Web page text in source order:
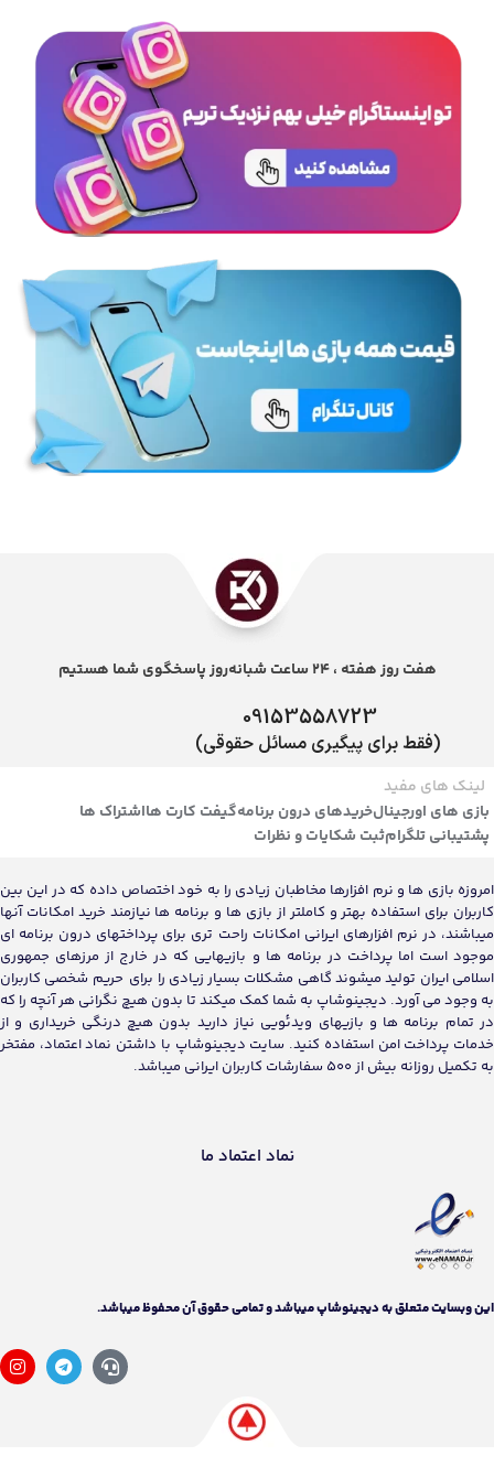
هفت روز هفته ، 24 ساعت شبانه‌روز پاسخگوی شما هستیم
09153558723
(فقط برای پیگیری مسائل حقوقی)
لینک های مفید
بازی های اورجینالخریدهای درون برنامهگیفت کارت هااشتراک ها
پشتیبانی تلگرامثبت شکایات و نظرات
امروزه بازی ها و نرم افزارها مخاطبان زیادی را به خود اختصاص داده که در این بین
کاربران برای استفاده بهتر و کاملتر از بازی ها و برنامه ها نیازمند خرید امکانات آنها
میباشند، در نرم افزارهای ایرانی امکانات راحت تری برای پرداختهای درون برنامه ای
موجود است اما پرداخت در برنامه ها و بازیهایی که در خارج از مرزهای جمهوری
اسلامی ایران تولید میشوند گاهی مشکلات بسیار زیادی را برای حریم شخصی کاربران
به وجود می آورد. دیجینوشاپ به شما کمک میکند تا بدون هیچ نگرانی هر آنچه را که
در تمام برنامه ها و بازیهای ویدئویی نیاز دارید بدون هیچ درنگی خریداری و از
خدمات پرداخت امن استفاده کنید. سایت دیجینوشاپ با داشتن نماد اعتماد، مفتخر
به تکمیل روزانه بیش از 500 سفارشات کاربران ایرانی میباشد.
نماد اعتماد ما
اين وبسايت متعلق به دیجینوشاپ ميباشد و تمامی حقوق آن محفوظ ميباشد.